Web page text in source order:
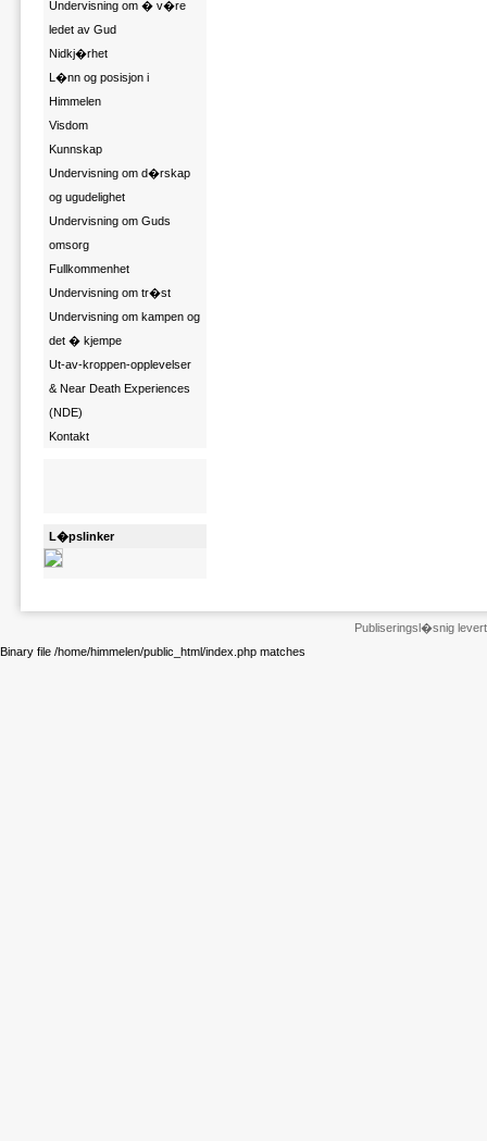
Undervisning om � v�re
ledet av Gud
Nidkj�rhet
L�nn og posisjon i
Himmelen
Visdom
Kunnskap
Undervisning om d�rskap
og ugudelighet
Undervisning om Guds
omsorg
Fullkommenhet
Undervisning om tr�st
Undervisning om kampen og
det � kjempe
Ut-av-kroppen-opplevelser
& Near Death Experiences
(NDE)
Kontakt
L�pslinker
Publiseringsl�snig
Binary file /home/himmelen/public_html/index.php matches